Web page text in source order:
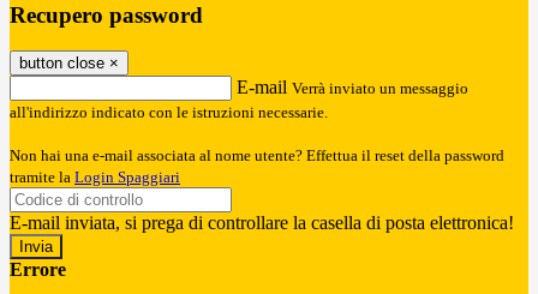
Recupero password
button close ×
E-mail Verrà inviato un messaggio
all'indirizzo indicato con le istruzioni necessarie.
Non hai una e-mail associata al nome utente? Effettua il reset della password
tramite la Login Spaggiari
E-mail inviata, si prega di controllare la casella di posta elettronica!
Errore